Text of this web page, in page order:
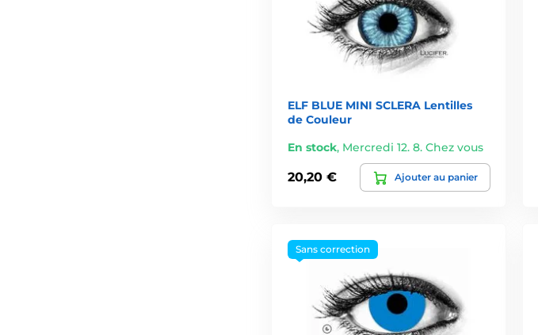
ELF BLUE MINI SCLERA Lentilles
de Couleur
En stock, Mercredi 12. 8. Chez vous
20,20 € Ajouter au panier
Sans correction